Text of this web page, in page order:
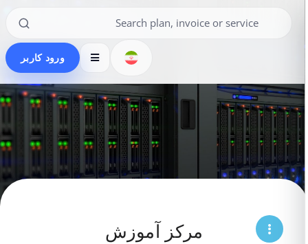
ورود کاربر
مرکز آموزش